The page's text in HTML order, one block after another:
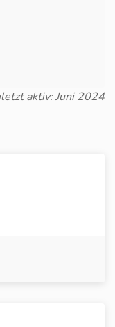
aktiv: Juni 2024